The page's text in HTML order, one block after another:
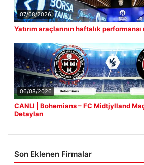
07/08/2026
Yatırım araçlarının haftalık performansı
06/08/2026
CANLI | Bohemians – FC Midtjylland
Detayları
Son Eklenen Firmalar